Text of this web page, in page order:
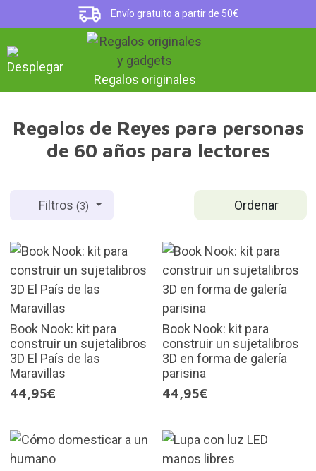
Envío gratuito a partir de 50€
Regalos originales
Regalos de Reyes para personas
de 60 años para lectores
Ordenar
Filtros(3)
Book Nook: kit para
construir un sujetalibros
3D El País de las
Maravillas
44,95€
Book Nook: kit para
construir un sujetalibros
3D en forma de galería
parisina
44,95€